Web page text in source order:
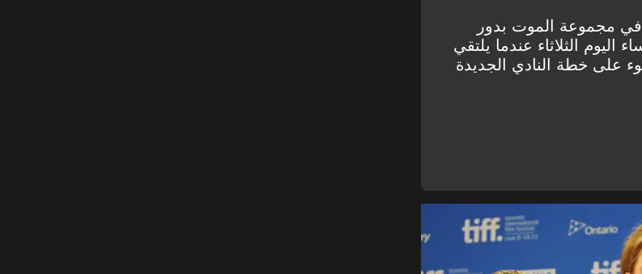
في مجموعة الموت بدور
الثلاثاء عندما يلتقي
على خطة النادي الجديدة